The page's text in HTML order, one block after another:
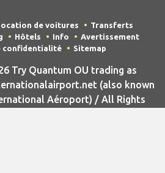
de voitures
Transferts
Hôtels Info
Avertissement
confidentialité
Sitemap
Try Quantum OU trading as
(also known
Aéroport) / All Rights